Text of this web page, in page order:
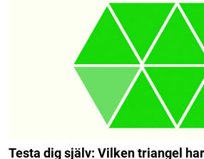
Testa dig själv: Vilken triangel